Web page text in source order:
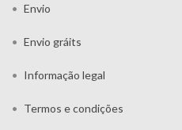
Envio
Envio gráits
Informação legal
Termos e condições